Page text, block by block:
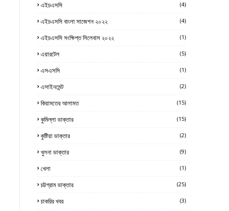
এইচএসসি (4)
এইচএসসি বাংলা সাজেশন ২০২২ (4)
এইচএসসি সংক্ষিপ্ত সিলেবাস ২০২২ (1)
এয়ারটেল (5)
এসএসসি (1)
এসাইনমেন্ট (2)
কিয়ামতের আলামত (15)
কুমিল্লা ডাক্তার (15)
কুষ্টিয়া ডাক্তার (2)
খুলনা ডাক্তার (9)
খেলা (1)
চট্টগ্রাম ডাক্তার (25)
চাকরির খবর (3)